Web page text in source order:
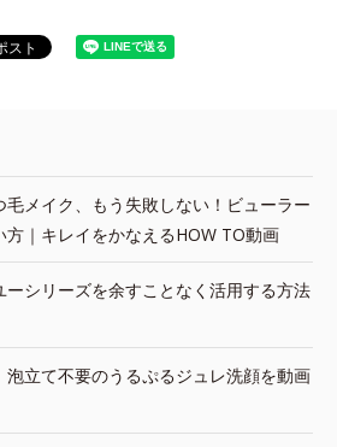
毛メイク、もう失敗しない！ビューラー
方｜キレイをかなえるHOW TO動画
ーシリーズを余すことなく活用する方法
泡立て不要のうるぷるジュレ洗顔を動画